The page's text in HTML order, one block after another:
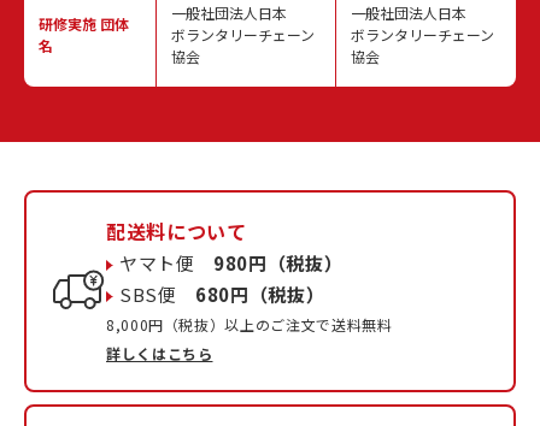
研修実施 団体
名
一般社団法人日本
ボランタリーチェーン
協会
一般社団法人日本
ボランタリーチェーン
協会
配送料について
ヤマト便 980円（税抜）
SBS便 680円（税抜）
8,000円（税抜）以上のご注文で送料無料
詳しくはこちら